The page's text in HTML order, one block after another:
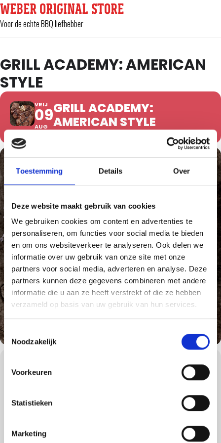
Toestemming Details Over
Deze website maakt gebruik van cookies
We gebruiken cookies om content en advertenties te
personaliseren, om functies voor social media te bieden
en om ons websiteverkeer te analyseren. Ook delen we
informatie over uw gebruik van onze site met onze
partners voor social media, adverteren en analyse. Deze
partners kunnen deze gegevens combineren met andere
informatie die u aan ze heeft verstrekt of die ze hebben
verzameld op basis van uw gebruik van hun services.
Toestemmingsselectie
Noodzakelijk
Voorkeuren
Statistieken
Marketing
WEBER ORIGINAL STORE
Voor de echte BBQ liefhebber
GRILL ACADEMY: AMERICAN
STYLE
VRIJ
09
AUG
GRILL ACADEMY:
AMERICAN STYLE
We gaan tijdens de American Style BBQ workshop terug naar de
In de 17e eeuw werd barbecueën overgenomen van de indianen
Sindsdien verspreidde de Amerikaanse barbecuecultuur zich over
de rest van de wereld. American Style BBQ wordt in veel landen